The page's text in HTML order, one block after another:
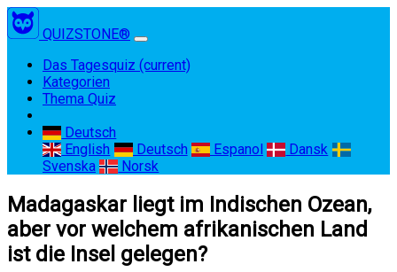
QUIZSTONE®
Das Tagesquiz (current)
Kategorien
Thema Quiz
Deutsch
English
Deutsch Espanol
Dansk
Svenska
Norsk
Madagaskar liegt im Indischen Ozean,
aber vor welchem afrikanischen Land
ist die Insel gelegen?